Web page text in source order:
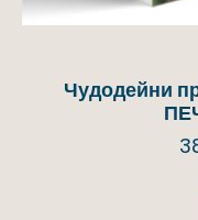
Чудодейни